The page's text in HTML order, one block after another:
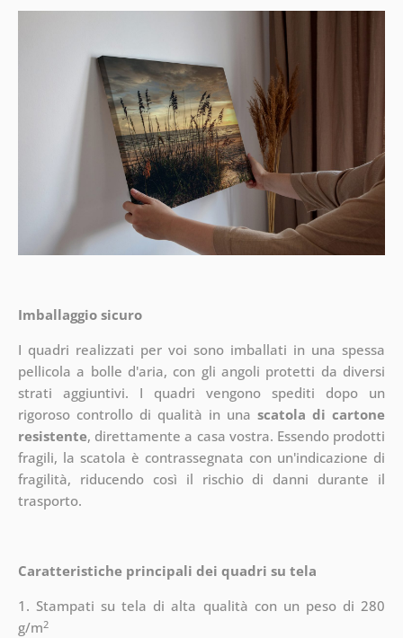
Imballaggio sicuro
I quadri realizzati per voi sono imballati in una spessa
pellicola a bolle d'aria, con gli angoli protetti da diversi
strati aggiuntivi. I quadri vengono spediti dopo un
rigoroso controllo di qualità in unascatola di cartone
resistente, direttamente a casa vostra. Essendo prodotti
fragili, la scatola è contrassegnata con un'indicazione di
fragilità, riducendo così il rischio di danni durante il
trasporto.
Caratteristiche principali dei quadri su tela
1. Stampati su tela di alta qualità con un peso di 280
g/m2